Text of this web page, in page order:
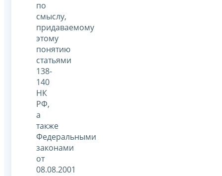
по
смыслу,
придаваемому
этому
понятию
статьями
138-
140
НК
РФ,
а
также
Федеральными
законами
от
08.08.2001